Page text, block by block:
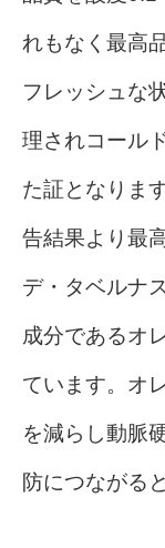
れもなく最高
フレッシュな
理されコール
た証となりま
告結果より最
デ・タベルナ
成分であるオ
ています。オ
を減らし動脈
防につながる